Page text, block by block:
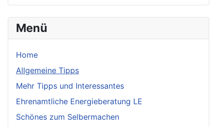
Menü
Home
Allgemeine Tipps
Mehr Tipps und Interessantes
Ehrenamtliche Energieberatung LE
Schönes zum Selbermachen